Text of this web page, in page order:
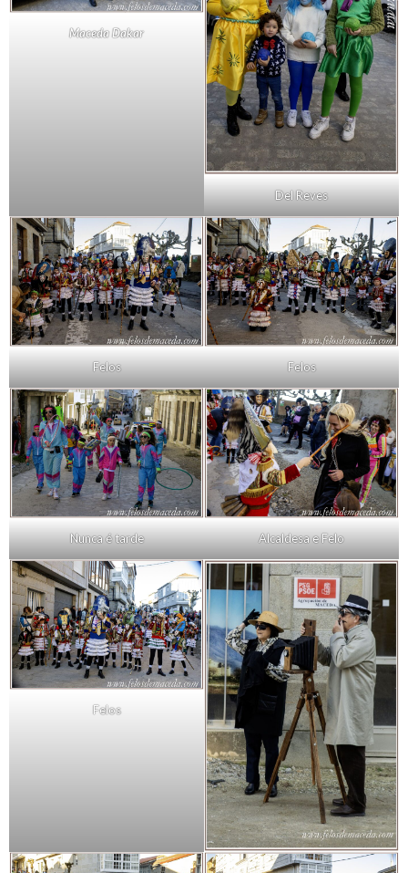
Maceda Dakar
Del Reves
Felos Felos
Nunca é tarde Alcaldesa e Felo
Felos